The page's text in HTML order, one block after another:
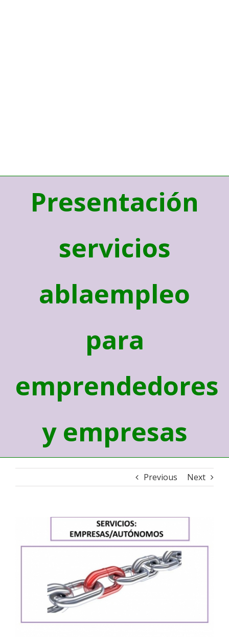
Presentación
servicios
ablaempleo
para
emprendedores
y empresas
Previous Next